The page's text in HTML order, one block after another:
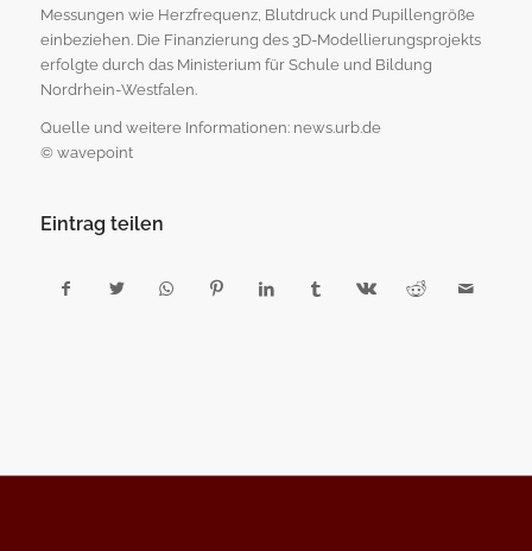
Messungen wie Herzfrequenz, Blutdruck und Pupillengröße
einbeziehen. Die Finanzierung des 3D-Modellierungsprojekts
erfolgte durch das Ministerium für Schule und Bildung
Nordrhein-Westfalen.
Quelle und weitere Informationen: news.urb.de
© wavepoint
Eintrag teilen